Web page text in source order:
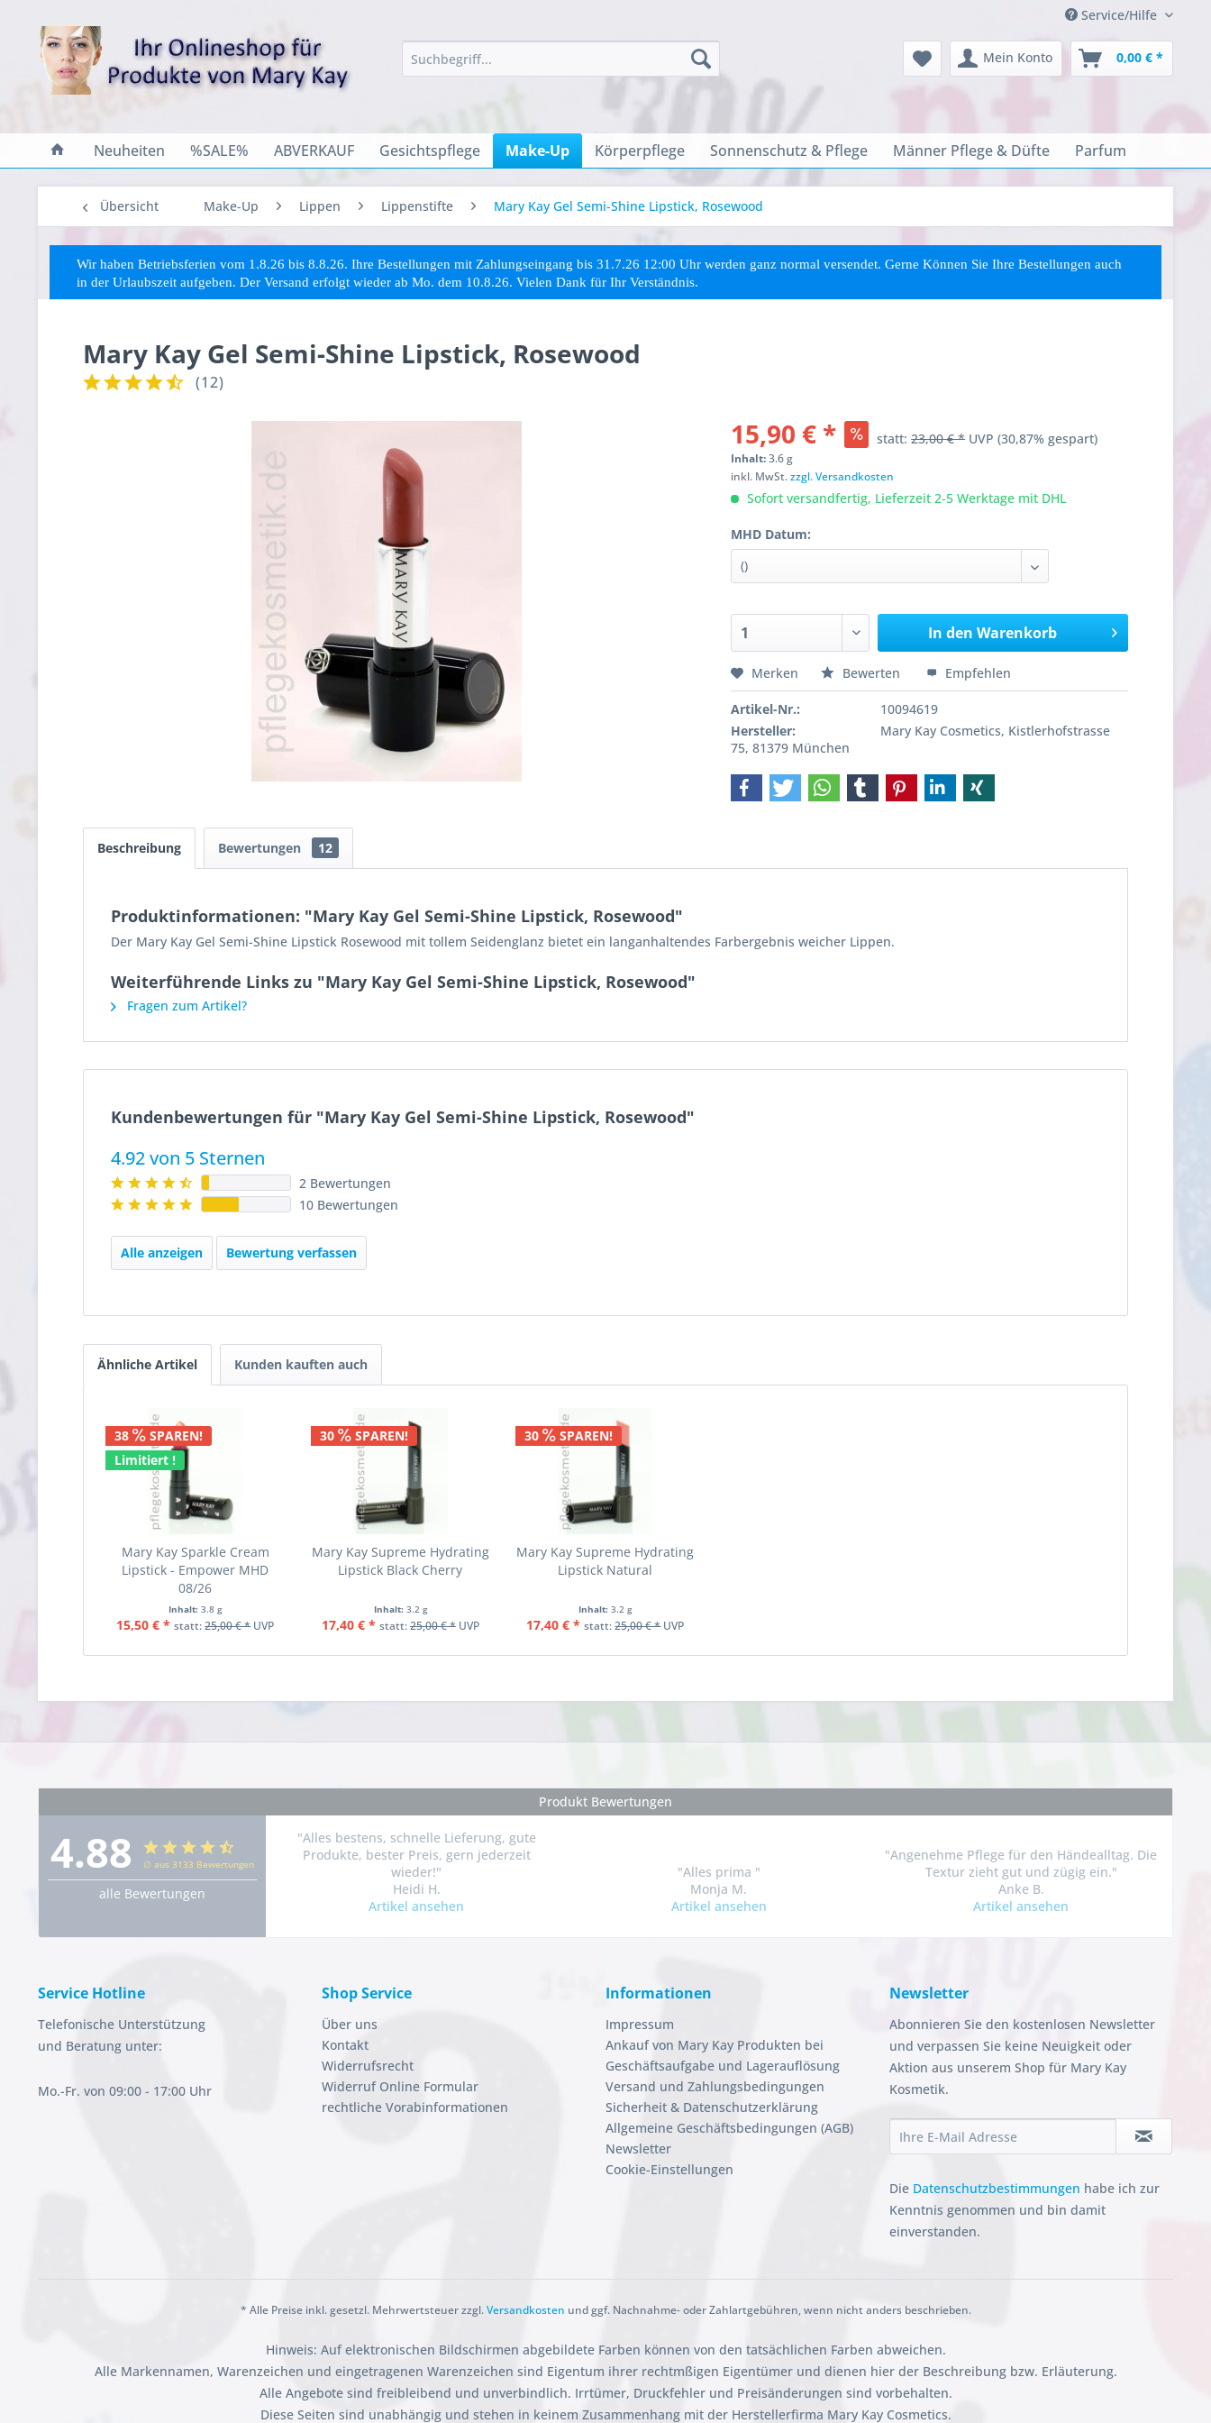
Service/Hilfe
Mein Konto 0,00 € *
Neuheiten %SALE% ABVERKAUF Gesichtspflege Make-Up Körperpflege Sonnenschutz & Pflege Männer Pflege & Düfte Parfum
Übersicht Make-Up Lippen Lippenstifte Mary Kay Gel Semi-Shine Lipstick, Rosewood
Wir haben Betriebsferien vom 1.8.26 bis 8.8.26. Ihre Bestellungen mit Zahlungseingang bis 31.7.26 12:00 Uhr werden ganz normal versendet. Gerne Können Sie Ihre Bestellungen auch
in der Urlaubszeit aufgeben. Der Versand erfolgt wieder ab Mo. dem 10.8.26. Vielen Dank für Ihr Verständnis.
Mary Kay Gel Semi-Shine Lipstick, Rosewood
(12)
15,90 € * statt:23,00 € *UVP(30,87% gespart)
Inhalt:3.6 g
inkl. MwSt.zzgl. Versandkosten
Sofort versandfertig, Lieferzeit 2-5 Werktage mit DHL
MHD Datum:
In den Warenkorb
Merken Bewerten Empfehlen
Artikel-Nr.:
10094619
Hersteller:
Mary Kay Cosmetics, Kistlerhofstrasse
75, 81379 München
Beschreibung Bewertungen 12
Produktinformationen: "Mary Kay Gel Semi-Shine Lipstick, Rosewood"
Der Mary Kay Gel Semi-Shine Lipstick Rosewood mit tollem Seidenglanz bietet ein langanhaltendes Farbergebnis weicher Lippen.
Weiterführende Links zu "Mary Kay Gel Semi-Shine Lipstick, Rosewood"
Fragen zum Artikel?
Kundenbewertungen für "Mary Kay Gel Semi-Shine Lipstick, Rosewood"
4.92 von 5 Sternen
2 Bewertungen
10 Bewertungen
Alle anzeigen Bewertung verfassen
Ähnliche Artikel Kunden kauften auch
38
SPAREN!
Limitiert !
Mary Kay Sparkle Cream
Lipstick - Empower MHD
08/26
Inhalt:3.8 g
15,50 € * statt:25,00 € *UVP
30 SPAREN!
Mary Kay Supreme Hydrating
Lipstick Black Cherry
Inhalt: 3.2 g
17,40 € * statt:25,00 € *UVP
30 SPAREN!
Mary Kay Supreme Hydrating
Lipstick Natural
Inhalt:3.2 g
17,40 € * statt:25,00 € *UVP
Produkt Bewertungen
4.88 ∅ aus 3133 Bewertungen
alle Bewertungen
"Alles bestens, schnelle Lieferung, gute
Produkte, bester Preis, gern jederzeit
wieder!"
Heidi H.
Artikel ansehen
"Alles prima "
Monja M.
Artikel ansehen
"Angenehme Pflege für den Händealltag. Die
Textur zieht gut und zügig ein."
Anke B.
Artikel ansehen
Service Hotline
Telefonische Unterstützung
und Beratung unter:
Mo.-Fr. von 09:00 - 17:00 Uhr
Shop Service
Über uns
Kontakt
Widerrufsrecht
Widerruf Online Formular
rechtliche Vorabinformationen
Informationen
Impressum
Ankauf von Mary Kay Produkten bei
Geschäftsaufgabe und Lagerauflösung
Versand und Zahlungsbedingungen
Sicherheit & Datenschutzerklärung
Allgemeine Geschäftsbedingungen (AGB)
Newsletter
Cookie-Einstellungen
Newsletter
Abonnieren Sie den kostenlosen Newsletter
und verpassen Sie keine Neuigkeit oder
Aktion aus unserem Shop für Mary Kay
Kosmetik.
Die Datenschutzbestimmungen habe ich zur
Kenntnis genommen und bin damit
einverstanden.
* Alle Preise inkl. gesetzl. Mehrwertsteuer zzgl.Versandkosten und ggf. Nachnahme- oder Zahlartgebühren, wenn nicht anders beschrieben.
Hinweis: Auf elektronischen Bildschirmen abgebildete Farben können von den tatsächlichen Farben abweichen.
Alle Markennamen, Warenzeichen und eingetragenen Warenzeichen sind Eigentum ihrer rechtmßigen Eigentümer und dienen hier der Beschreibung bzw. Erläuterung.
Alle Angebote sind freibleibend und unverbindlich. Irrtümer, Druckfehler und Preisänderungen sind vorbehalten.
Diese Seiten sind unabhängig und stehen in keinem Zusammenhang mit der Herstellerfirma Mary Kay Cosmetics.